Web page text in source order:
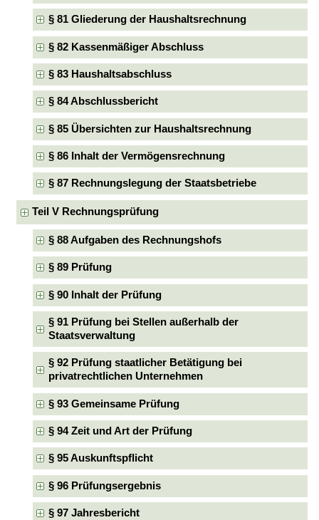
§ 81 Gliederung der Haushaltsrechnung
§ 82 Kassenmäßiger Abschluss
§ 83 Haushaltsabschluss
§ 84 Abschlussbericht
§ 85 Übersichten zur Haushaltsrechnung
§ 86 Inhalt der Vermögensrechnung
§ 87 Rechnungslegung der Staatsbetriebe
Teil V Rechnungsprüfung
§ 88 Aufgaben des Rechnungshofs
§ 89 Prüfung
§ 90 Inhalt der Prüfung
§ 91 Prüfung bei Stellen außerhalb der
Staatsverwaltung
§ 92 Prüfung staatlicher Betätigung bei
privatrechtlichen Unternehmen
§ 93 Gemeinsame Prüfung
§ 94 Zeit und Art der Prüfung
§ 95 Auskunftspflicht
§ 96 Prüfungsergebnis
§ 97 Jahresbericht